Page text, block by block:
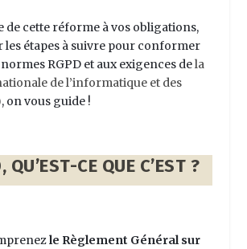
de cette réforme à vos obligations,
les étapes à suivre pour conformer
RGPD et aux exigences dela
de l’informatique et des
, on vous guide !
QU’EST-CE QUE C’EST ?
le Règlement Général sur